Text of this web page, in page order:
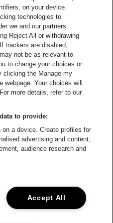
Ga naar de
van Coca-Cola
Ga naar de website van
Ga naar
van Champagne
Ga naar de website
de website van Het
Ga naar de
deel vanbe•at
2170 Antwerpen
- RPR Antwerpen
2200 4925 0067 - BIC:
my cookiesPrivacy
on your device.
technologies to
we and our partners
Reject All or withdrawing
trackers are disabled,
not be as relevant to
to change your choices or
clicking the Manage my
Your choices will
more details, refer to our
to provide:
a device. Create profiles for
advertising and content,
audience research and
Accept All